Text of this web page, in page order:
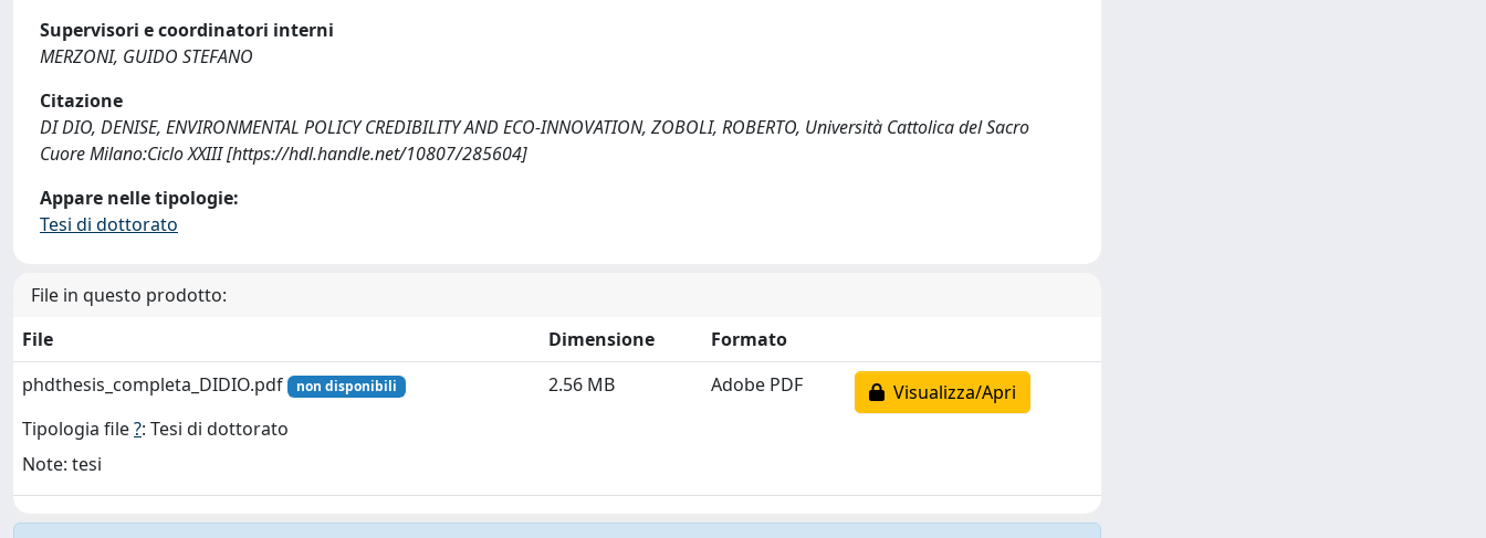
Supervisori e coordinatori interni
MERZONI, GUIDO STEFANO
Citazione
DI DIO, DENISE, ENVIRONMENTAL POLICY CREDIBILITY AND ECO-INNOVATION, ZOBOLI, ROBERTO, Università Cattolica del Sacro
Cuore Milano:Ciclo XXIII [https://hdl.handle.net/10807/285604]
Appare nelle tipologie:
Tesi di dottorato
File in questo prodotto:
File
Dimensione
Formato
phdthesis_completa_DIDIO.pdf
non disponibili
Tipologia file?: Tesi di dottorato
Note: tesi
2.56 MB Adobe PDF Visualizza/Apri